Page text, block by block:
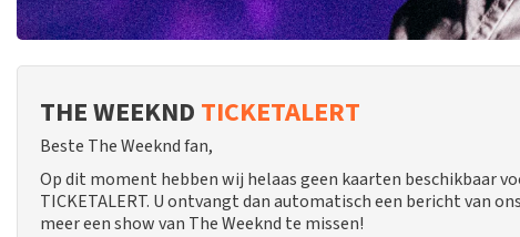
THE WEEKND TICKETALERT
Beste The Weeknd fan,
Op dit moment hebben wij helaas geen kaarten beschikbaar
TICKETALERT. U ontvangt dan automatisch een bericht van
meer een show van The Weeknd te missen!